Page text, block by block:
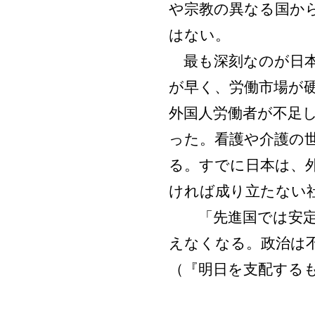
や宗教の異なる国か
はない。
最も深刻なのが日
が早く、労働市場が
外国人労働者が不足
った。看護や介護の
る。すでに日本は、
ければ成り立たない
「先進国では安定
えなくなる。政治は
（『明日を支配する